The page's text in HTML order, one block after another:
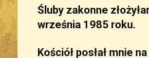
Śluby zakonne
września 1985 roku.
Kościół posłał mnie